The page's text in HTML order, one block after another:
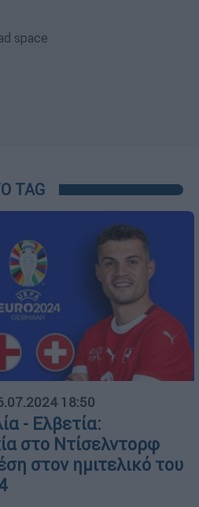
TAG
18:50
- Ελβετία:
στο Ντίσελντορφ
στον ημιτελικό του